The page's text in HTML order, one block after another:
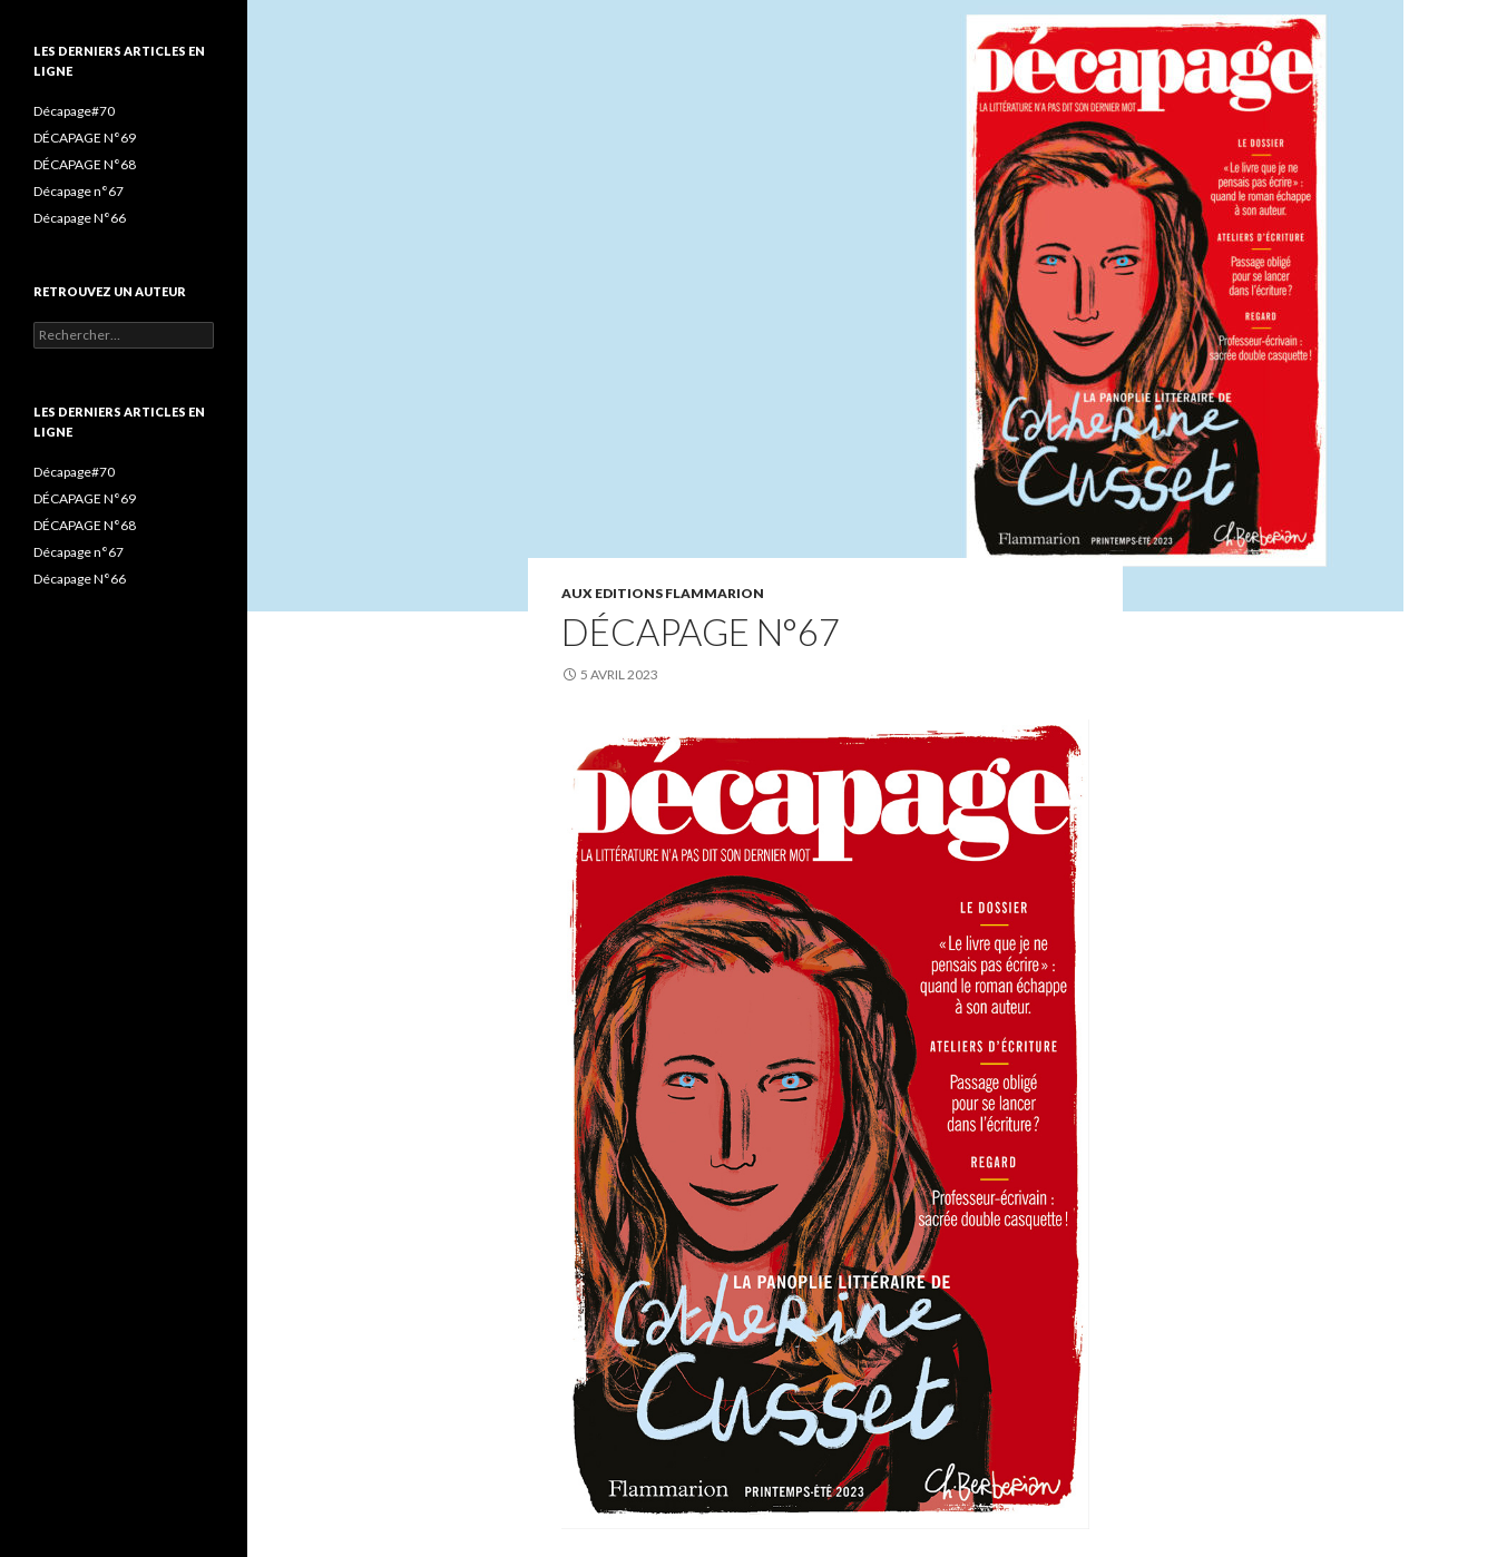
AUX EDITIONS FLAMMARION
DÉCAPAGE N°67
5 AVRIL 2023
k
a
:LES DERNIERS ARTICLES EN
LIGNE
Décapage#70
DÉCAPAGE N°69
DÉCAPAGE N°68
Décapage n°67
Décapage N°66
RETROUVEZ UN AUTEUR
Rechercher :
LES DERNIERS ARTICLES EN
LIGNE
Décapage#70
DÉCAPAGE N°69
DÉCAPAGE N°68
Décapage n°67
Décapage N°66